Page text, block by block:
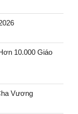
10.000 Giáo
Vương